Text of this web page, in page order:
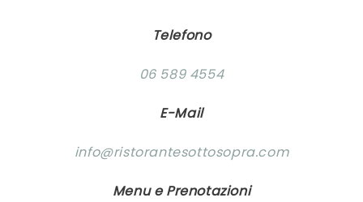
Telefono
06 589 4554
E-Mail
info@ristorantesottosopra.com
Menu e Prenotazioni